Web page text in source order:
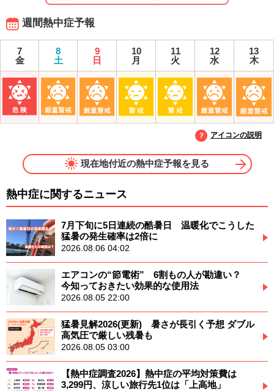
週間熱中症予報
7
金
8
土
9
日
10
月
11
火
12
水
13
木
アイコンの説明
現在地付近の熱中症予報を見る
熱中症に関するニュース
7月下旬に5日連続の酷暑日 温暖化でこうした
猛暑の発生確率は2倍に
2026.08.06 04:02
エアコンの“節電術” 6割もの人が勘違い？
今知っておきたい効果的な使用法
2026.08.05 22:00
猛暑見解2026(更新) 暑さが長引く予想 ダブル
高気圧で厳しい残暑も
2026.08.05 03:00
【熱中症調査2026】熱中症の平均対策費は
3,299円、涼しい旅行先1位は「上高地」